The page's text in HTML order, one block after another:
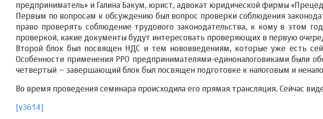
предприниматель» и Галина Бакум, юрист, адвокат юридической фирмы
Первым по вопросам к обсуждению был вопрос проверки соблюдения
право проверять соблюдение трудового законодательства, к кому в этом
проверкой, какие документы будут интересовать проверяющих в первую
Второй блок был посвящен НДС и тем нововведениям, которые уже есть
Особенности применения РРО предпринимателями-единоналоговиками были
четвертый – завершающий блок был посвящен подготовке к налоговым и
Во время проведения семинара происходила его прямая трансляция. Сейчас
[v3614]